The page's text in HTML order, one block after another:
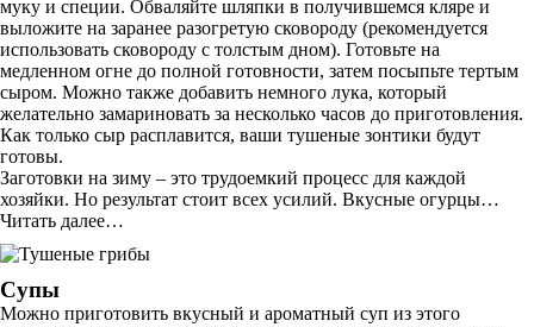
муку и специи. Обваляйте шляпки в получившемся кляре и
выложите на заранее разогретую сковороду (рекомендуется
использовать сковороду с толстым дном). Готовьте на
медленном огне до полной готовности, затем посыпьте тертым
сыром. Можно также добавить немного лука, который
желательно замариновать за несколько часов до приготовления.
Как только сыр расплавится, ваши тушеные зонтики будут
готовы.
Заготовки на зиму – это трудоемкий процесс для каждой
хозяйки. Но результат стоит всех усилий. Вкусные огурцы…
Читать далее…
Супы
Можно приготовить вкусный и ароматный суп из этого